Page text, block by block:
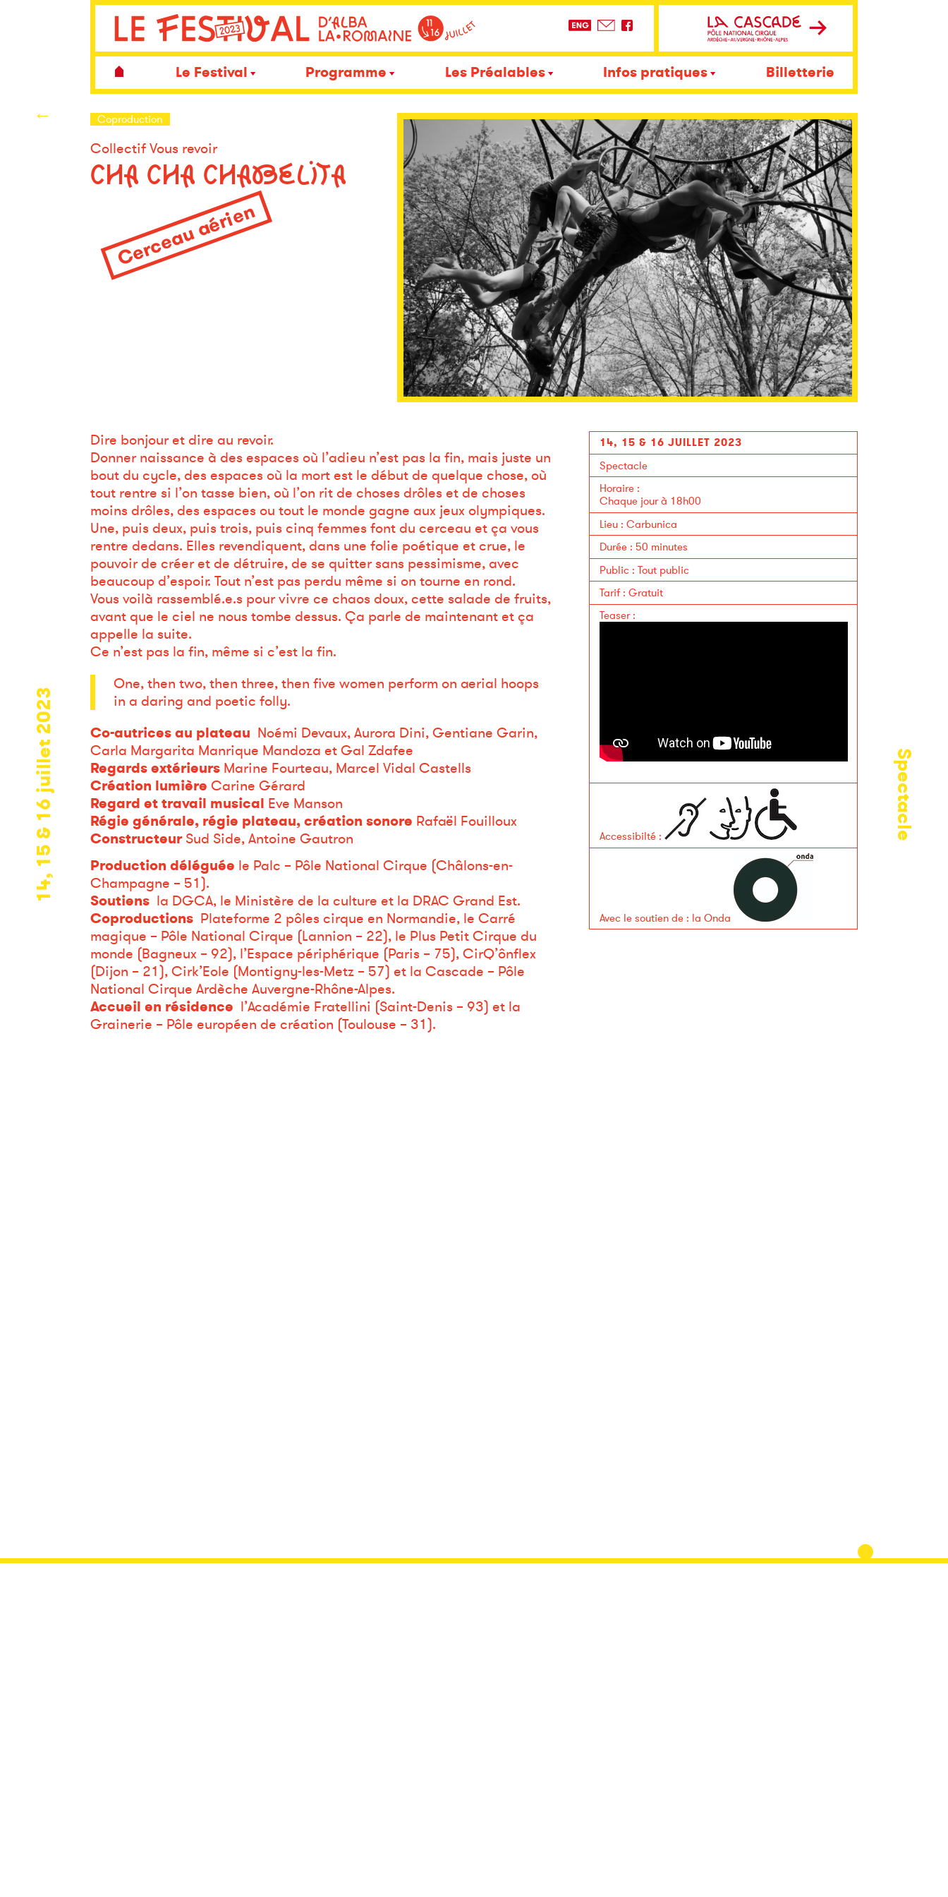
Le Festival Programme Les Préalables Infos pratiques Billetterie
14, 15 & 16 juillet 2023 Spectacle
← Coproduction
Collectif Vous revoir
CHA CHA CHABELITA
Cerceau aérien
Dire bonjour et dire au revoir.
Donner naissance à des espaces où l’adieu n’est pas la fin, mais juste un
bout du cycle, des espaces où la mort est le début de quelque chose, où
tout rentre si l’on tasse bien, où l’on rit de choses drôles et de choses
moins drôles, des espaces ou tout le monde gagne aux jeux olympiques.
Une, puis deux, puis trois, puis cinq femmes font du cerceau et ça vous
rentre dedans. Elles revendiquent, dans une folie poétique et crue, le
pouvoir de créer et de détruire, de se quitter sans pessimisme, avec
beaucoup d’espoir. Tout n’est pas perdu même si on tourne en rond.
Vous voilà rassemblé.e.s pour vivre ce chaos doux, cette salade de fruits,
avant que le ciel ne nous tombe dessus. Ça parle de maintenant et ça
appelle la suite.
Ce n’est pas la fin, même si c’est la fin.
One, then two, then three, then five women perform on aerial hoops
in a daring and poetic folly.
Co-autrices au plateau Noémi Devaux, Aurora Dini, Gentiane Garin,
Carla Margarita Manrique Mandoza et Gal Zdafee
Regards extérieursMarine Fourteau, Marcel Vidal Castells
Création lumière Carine Gérard
Regard et travail musical Eve Manson
Régie générale, régie plateau, création sonore Rafaël Fouilloux
ConstructeurSud Side, Antoine Gautron
Production déléguée le Palc – Pôle National Cirque (Châlons-en-
Champagne – 51).
Soutiensla DGCA, le Ministère de la culture et la DRAC Grand Est.
CoproductionsPlateforme 2 pôles cirque en Normandie, le Carré
magique – Pôle National Cirque (Lannion – 22), le Plus Petit Cirque du
monde (Bagneux – 92), l’Espace périphérique (Paris – 75), CirQ’ônflex
(Dijon – 21), Cirk’Eole (Montigny-les-Metz – 57) et la Cascade – Pôle
National Cirque Ardèche Auvergne-Rhône-Alpes.
Accueil en résidence l’Académie Fratellini (Saint-Denis – 93) et la
Grainerie – Pôle européen de création (Toulouse – 31).
14, 15 & 16 JUILLET 2023
Spectacle
Horaire:
Chaque jour à 18h00
Lieu: Carbunica
Durée: 50 minutes
Public : Tout public
Tarif: Gratuit
Teaser:
Accessibilté:
Avec le soutien de : la Onda